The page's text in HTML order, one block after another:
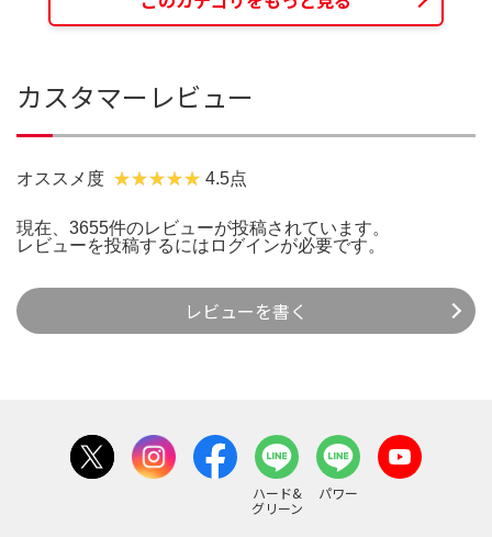
カスタマーレビュー
オススメ度 4.5点
現在、3655件のレビューが投稿されています。
レビューを投稿するには ログインが必要です。
レビューを書く
ハード&
グリーン
パワー